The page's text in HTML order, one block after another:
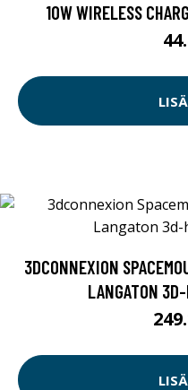
10W WIRELESS
3DCONNEXION
LANGATON